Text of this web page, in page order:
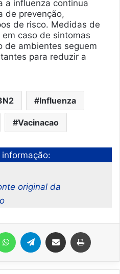
a influenza continua
de prevenção,
de risco. Medidas de
caso de sintomas
de ambientes seguem
para reduzir a
Influenza
Vacinacao
original da